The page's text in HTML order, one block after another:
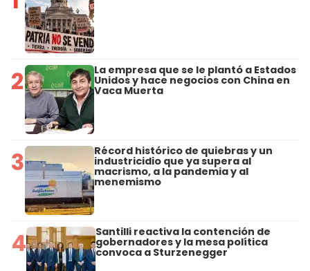
2 La empresa que se le plantó a Estados
Unidos y hace negocios con China en
Vaca Muerta
3 Récord histórico de quiebras y un
industricidio que ya supera al
macrismo, a la pandemia y al
menemismo
4 Santilli reactiva la contención de
gobernadores y la mesa política
convoca a Sturzenegger